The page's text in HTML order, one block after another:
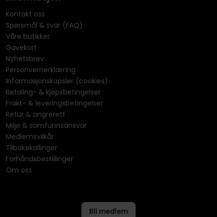
Kontakt oss
Spørsmål & svar (FAQ)
Våre butikker
Gavekort
Nyhetsbrev
Personvernerklæring
Informasjonskapsler (cookies)
Betaling- & kjøpsbetingelser
Frakt- & leveringsbetingelser
Retur & angrerett
Miljø & samfunnsansvar
Medlemsvilkår
Tilbakekallinger
Forhåndsbestillinger
Om oss
Bli medlem